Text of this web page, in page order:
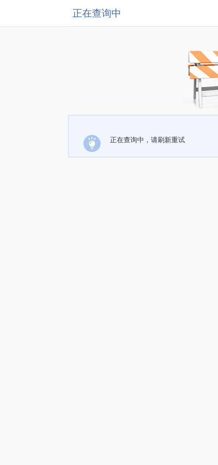
正在查询中
正在查询中，请刷新重试